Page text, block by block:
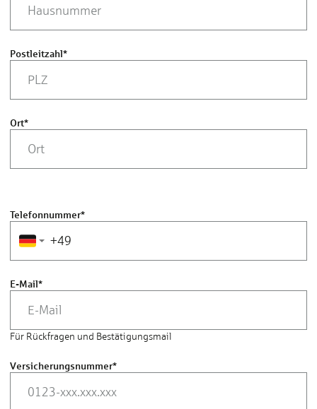
Postleitzahl*
Ort*
Telefonnummer*
E-Mail*
Für Rückfragen und Bestätigungsmail
Versicherungsnummer*